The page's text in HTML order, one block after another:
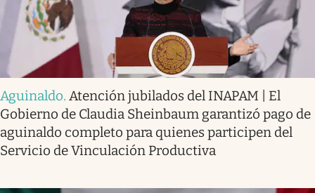
Aguinaldo. Atención jubilados del INAPAM | El
Gobierno de Claudia Sheinbaum garantizó pago de
aguinaldo completo para quienes participen del
Servicio de Vinculación Productiva